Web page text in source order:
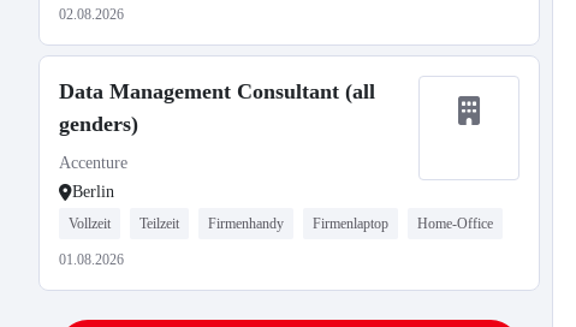
02.08.2026
Data Management Consultant (all
genders)
Accenture
Berlin
Vollzeit Teilzeit Firmenhandy Firmenlaptop Home-Office
01.08.2026